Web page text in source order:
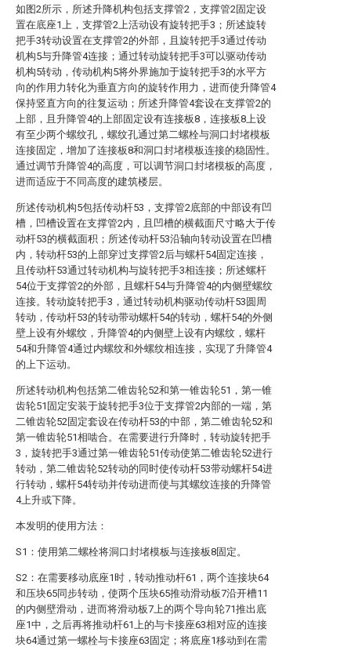
如图2所示，所述升降机构包括支撑管2，支撑管2固定设
置在底座1上，支撑管2上活动设有旋转把手3；所述旋转
把手3转动设置在支撑管2的外部，且旋转把手3通过传动
机构5与升降管4连接；通过转动旋转把手3可以驱动传动
机构5转动，传动机构5将外界施加于旋转把手3的水平方
向的作用力转化为垂直方向的旋转作用力，进而使升降管4
保持竖直方向的往复运动；所述升降管4套设在支撑管2的
上部，且升降管4的上部固定设有连接板8，连接板8上设
有至少两个螺纹孔，螺纹孔通过第二螺栓与洞口封堵模板
连接固定，增加了连接板8和洞口封堵模板连接的稳固性。
通过调节升降管4的高度，可以调节洞口封堵模板的高度，
进而适应于不同高度的建筑楼层。
所述传动机构5包括传动杆53，支撑管2底部的中部设有凹
槽，凹槽设置在支撑管2内，且凹槽的横截面尺寸略大于传
动杆53的横截面积；所述传动杆53沿轴向转动设置在凹槽
内，转动杆53的上部穿过支撑管2后与螺杆54固定连接，
且传动杆53通过转动机构与旋转把手3相连接；所述螺杆
54位于支撑管2的外部，且螺杆54与升降管4的内侧壁螺纹
连接。转动旋转把手3，通过转动机构驱动传动杆53圆周
转动，传动杆53的转动带动螺杆54的转动，螺杆54的外侧
壁上设有外螺纹，升降管4的内侧壁上设有内螺纹，螺杆
54和升降管4通过内螺纹和外螺纹相连接，实现了升降管4
的上下运动。
所述转动机构包括第二锥齿轮52和第一锥齿轮51，第一锥
齿轮51固定安装于旋转把手3位于支撑管2内部的一端，第
二锥齿轮52固定套设在传动杆53的中部，第二锥齿轮52和
第一锥齿轮51相啮合。在需要进行升降时，转动旋转把手
3，旋转把手3通过第一锥齿轮51传动使第二锥齿轮52进行
转动，第二锥齿轮52转动的同时使传动杆53带动螺杆54进
行转动，螺杆54转动并传动进而使与其螺纹连接的升降管
4上升或下降。
本发明的使用方法：
S1：使用第二螺栓将洞口封堵模板与连接板8固定。
S2：在需要移动底座1时，转动推动杆61，两个连接块64
和压块65同步转动，使两个压块65推动滑动板7沿开槽11
的内侧壁滑动，进而将滑动板7上的两个导向轮71推出底
座1中，之后再将推动杆61上的与卡接座63相对应的连接
块64通过第一螺栓与卡接座63固定；将底座1移动到在需